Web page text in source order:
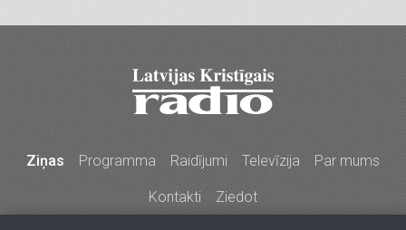
Ziņas Programma Raidījumi Televīzija Par mums
Kontakti Ziedot